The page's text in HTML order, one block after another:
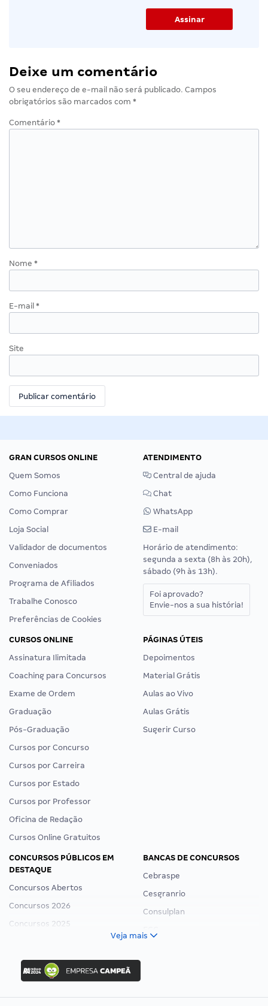
Deixe um comentário
O seu endereço de e-mail não será publicado. Campos
obrigatórios são marcados com *
Comentário *
Nome *
E-mail *
Site
GRAN CURSOS ONLINE
Quem Somos
Como Funciona
Como Comprar
Loja Social
Validador de documentos
Conveniados
Programa de Afiliados
Trabalhe Conosco
Preferências de Cookies
ATENDIMENTO
Central de ajuda
Chat
WhatsApp
E-mail
Horário de atendimento:
segunda a sexta (8h às 20h),
sábado (9h às 13h).
Foi aprovado?
Envie-nos a sua história!
CURSOS ONLINE
Assinatura Ilimitada
Coaching para Concursos
Exame de Ordem
Graduação
Pós-Graduação
Cursos por Concurso
Cursos por Carreira
Cursos por Estado
Cursos por Professor
Oficina de Redação
Cursos Online Gratuitos
PÁGINAS ÚTEIS
Depoimentos
Material Grátis
Aulas ao Vivo
Aulas Grátis
Sugerir Curso
CONCURSOS PÚBLICOS EM
DESTAQUE
Concursos Abertos
Concursos 2026
Concursos 2025
Concurso Ibama
Concurso MPU
Editais publicados
BANCAS DE CONCURSOS
Cebraspe
Cesgranrio
Consulplan
Veja mais